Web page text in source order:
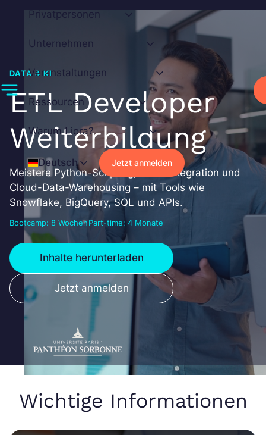
Privatpersonen
Unternehmen
Veranstaltungen
Ressourcen
Warum Liora?
Deutsch Jetzt anmelden
DATA & KI
ETL Developer
Weiterbildung
Meistere Python-Scripting, Datenintegration und
Cloud-Data-Warehousing – mit Tools wie
Snowflake, BigQuery, SQL und APIs.
Bootcamp: 8 WochenPart-time: 4 Monate
Inhalte herunterladen
Jetzt anmelden
Wichtige Informationen